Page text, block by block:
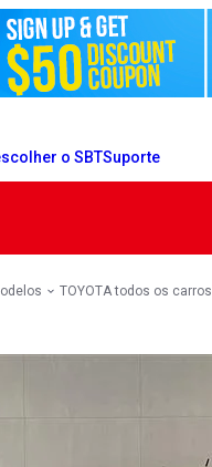
o SBTSuporte
TOYOTA todos os carros